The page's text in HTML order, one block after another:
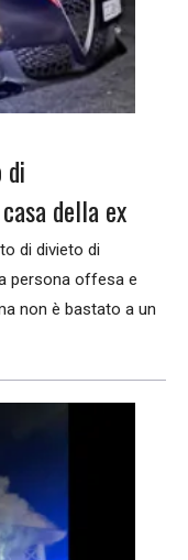
della ex
di divieto di
persona offesa e
non è bastato a un